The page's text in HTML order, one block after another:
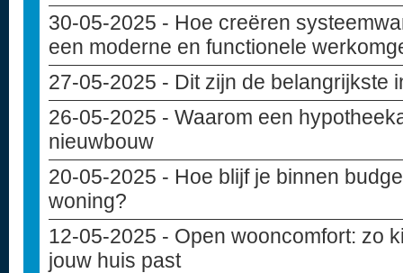
30-05-2025 - Hoe creëren
een moderne en functionele
27-05-2025 - Dit zijn de belangrijkste
26-05-2025 - Waarom een
nieuwbouw
20-05-2025 - Hoe blijf je binnen
woning?
12-05-2025 - Open wooncomfort: zo
jouw huis past